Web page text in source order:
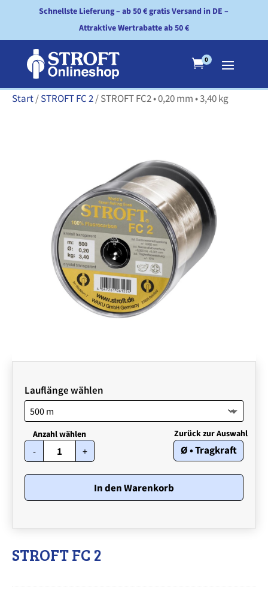
Schnellste Lieferung – ab 50 € gratis Versand in DE –
Attraktive Wertrabatte ab 50 €
0
Start/STROFT FC 2/ STROFT FC2 • 0,20 mm • 3,40 kg
Lauflänge wählen
- STROFT
FC2
•
0,20
Menge
+ Ø • Tragkraft
In den Warenkorb
STROFT FC 2